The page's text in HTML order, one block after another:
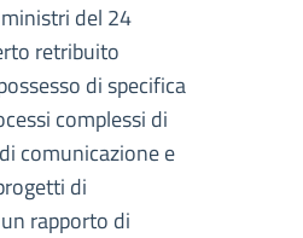
del 24
retribuito
di specifica
complessi di
comunicazione e
di
rapporto di